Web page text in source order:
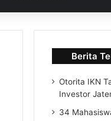
Berita
Otorita IKN
Investor
34